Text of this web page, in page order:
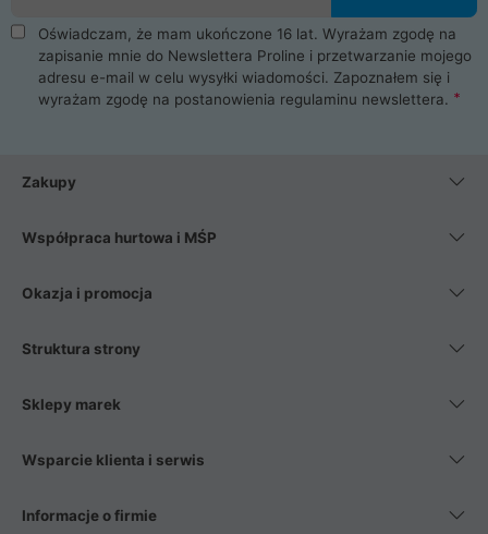
Oświadczam, że mam ukończone 16 lat. Wyrażam zgodę na
zapisanie mnie do Newslettera Proline i przetwarzanie mojego
adresu e-mail w celu wysyłki wiadomości. Zapoznałem się i
wyrażam zgodę na postanowienia regulaminu newslettera.
Zakupy
Współpraca hurtowa i MŚP
Okazja i promocja
Struktura strony
Sklepy marek
Wsparcie klienta i serwis
Informacje o firmie